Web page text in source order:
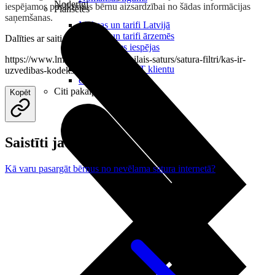
Noderīgi
Maksas un tarifi Latvijā
Maksas un tarifi ārzemēs
LMT Kartes iespējas
Kā kļūt par LMT klientu
eSIM tehnoloģija
Citi pakalpojumi
Planšetes
iespējamos pasākumus bērnu aizsardzībai no šādas informācijas
saņemšanas.
Dalīties ar saiti
https://www.lmt.lv/palidziba/mobilais-saturs/satura-filtri/kas-ir-
uzvedibas-kodekss
Kopēt
Saistīti jautājumi
Kā varu pasargāt bērnus no nevēlama satura internetā?